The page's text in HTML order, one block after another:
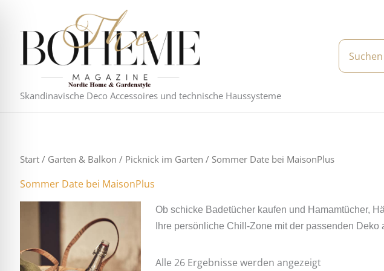
springen
Skandinavische Deco Accessoires und technische Haussysteme
Search
for:
Start/ Garten & Balkon / Picknick im Garten / Sommer Date bei MaisonPlus
Sommer Date bei MaisonPlus
Ob schicke Badetücher kaufen und Hamamtücher,
Ihre persönliche Chill-Zone mit der passenden Deko
Alle 26 Ergebnisse werden angezeigt